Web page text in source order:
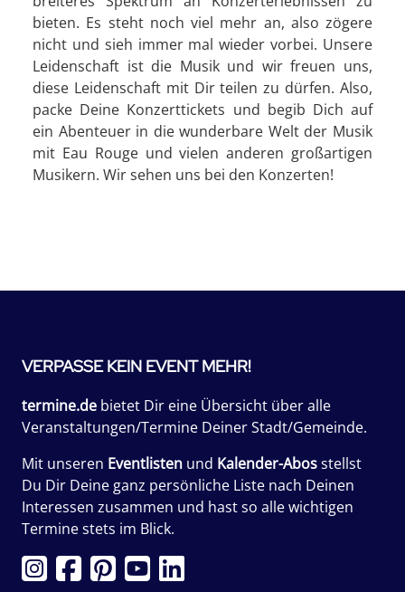
bieten. Es steht noch viel mehr an, also zögere
nicht und sieh immer mal wieder vorbei. Unsere
Leidenschaft ist die Musik und wir freuen uns,
diese Leidenschaft mit Dir teilen zu dürfen. Also,
packe Deine Konzerttickets und begib Dich auf
ein Abenteuer in die wunderbare Welt der Musik
mit Eau Rouge und vielen anderen großartigen
Musikern. Wir sehen uns bei den Konzerten!
VERPASSE KEIN EVENT MEHR!
termine.de bietet Dir eine Übersicht über alle
Veranstaltungen/Termine Deiner Stadt/Gemeinde.
Mit unseren Eventlisten und Kalender-Abosstellst
Du Dir Deine ganz persönliche Liste nach Deinen
Interessen zusammen und hast so alle wichtigen
Termine stets im Blick.